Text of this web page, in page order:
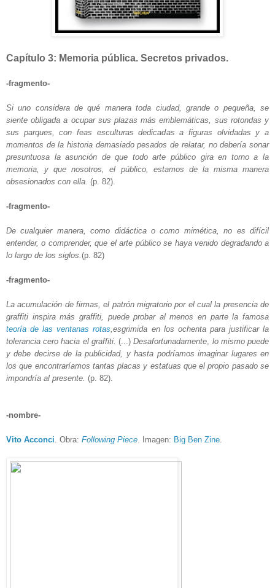
Capítulo 3: Memoria pública. Secretos privados.
-fragmento-
Si uno considera de qué manera toda ciudad, grande o pequeña, se
siente obligada a ocupar sus plazas más emblemáticas, sus rotondas y
sus parques, con feas esculturas dedicadas a figuras olvidadas y a
momentos de la historia demasiado pesados de relatar, no debería sonar
presuntuosa la asunción de que todo arte público gira en torno a la
memoria, y que nosotros, el público, estamos de la misma manera
obsesionados con ella. (p. 82).
-fragmento-
De cualquier manera, como didáctica o como mimética, no es difícil
entender, o comprender, que el arte público se haya venido degradando a
lo largo de los siglos. (p. 82)
-fragmento-
La acumulación de firmas, el patrón migratorio por el cual la presencia de
graffiti inspira más graffiti, puede probar al menos en parte la famosa
teoría de las ventanas rotas ,esgrimida en los ochenta para justificar la
tolerancia cero hacia el graffiti.(...) Desafortunadamente lo mismo puede
y debe decirse de la publicidad, y hasta podríamos imaginar lugares en
los que encontraríamos tantas placas y estatuas que el propio pasado se
impondría al presente. (p. 82).
-nombre-
Vito Acconci . Obra: Following Piece . Imagen: Big Ben Zine